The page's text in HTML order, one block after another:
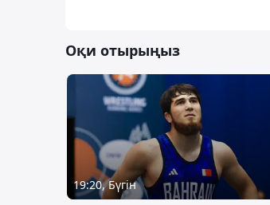
Оқи отырыңыз
19:20, Бүгін